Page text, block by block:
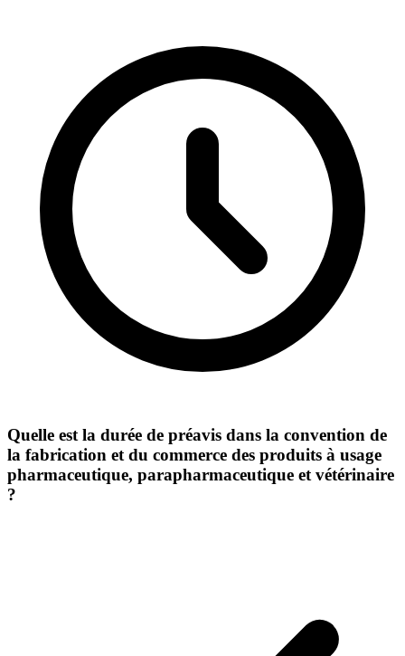
Quelle est la durée de préavis dans la convention de
la fabrication et du commerce des produits à usage
pharmaceutique, parapharmaceutique et vétérinaire
?